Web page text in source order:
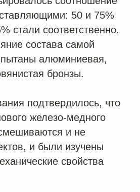
50 и 75%
стали соответственно.
состава самой
алюминиевая,
бронзы.
подтвердилось, что
железо-медного
и не
и были изучены
свойства